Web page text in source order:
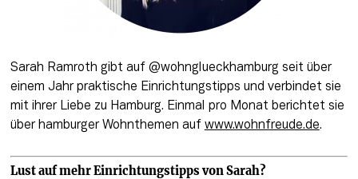
Sarah Ramroth gibt auf @wohnglueckhamburg seit über
einem Jahr praktische Einrichtungstipps und verbindet sie
mit ihrer Liebe zu Hamburg. Einmal pro Monat berichtet sie
über hamburger Wohnthemen auf www.wohnfreude.de.
Lust auf mehr Einrichtungstipps von Sarah?